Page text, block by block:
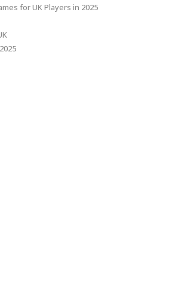
for UK Players in 2025